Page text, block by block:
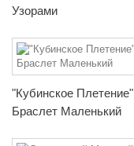
Узорами
"Кубинское Плетение"
Браслет Маленький